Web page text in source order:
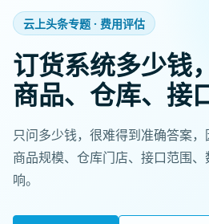
云上头条专题 · 费用评估
订货系统多少钱
商品、仓库、接
只问多少钱，很难得到准确答案，
商品规模、仓库门店、接口范围
响。